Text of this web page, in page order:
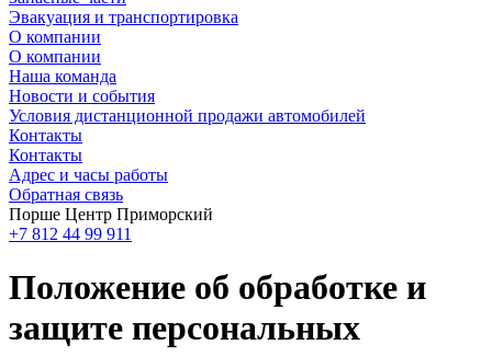
Эвакуация и транспортировка
О компании
О компании
Наша команда
Новости и события
Условия дистанционной продажи автомобилей
Контакты
Контакты
Адрес и часы работы
Обратная связь
Порше Центр Приморский
+7 812 44 99 911
Положение об обработке и
защите персональных